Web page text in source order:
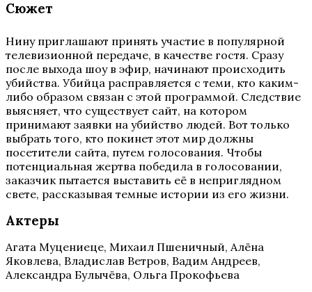
Сюжет
Нину приглашают принять участие в популярной
телевизионной передаче, в качестве гостя. Сразу
после выхода шоу в эфир, начинают происходить
убийства. Убийца расправляется с теми, кто каким-
либо образом связан с этой программой. Следствие
выясняет, что существует сайт, на котором
принимают заявки на убийство людей. Вот только
выбрать того, кто покинет этот мир должны
посетители сайта, путем голосования. Чтобы
потенциальная жертва победила в голосовании,
заказчик пытается выставить её в неприглядном
свете, рассказывая темные истории из его жизни.
Актеры
Агата Муцениеце, Михаил Пшеничный, Алёна
Яковлева, Владислав Ветров, Вадим Андреев,
Александра Булычёва, Ольга Прокофьева